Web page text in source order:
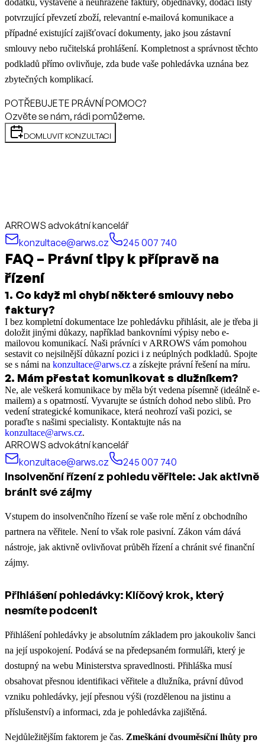
potvrzující převzetí zboží, relevantní e-mailová komunikace a
případné existující zajišťovací dokumenty, jako jsou zástavní
smlouvy nebo ručitelská prohlášení. Kompletnost a správnost těchto
podkladů přímo ovlivňuje, zda bude vaše pohledávka uznána bez
zbytečných komplikací.
POTŘEBUJETE PRÁVNÍ POMOC?
Ozvěte se nám, rádi pomůžeme.
DOMLUVIT KONZULTACI
ARROWS advokátní kancelář
konzultace@arws.cz
245 007 740
FAQ – Právní tipy k přípravě na
řízení
1. Co když mi chybí některé smlouvy nebo
faktury?
I bez kompletní dokumentace lze pohledávku přihlásit, ale je třeba ji
doložit jinými důkazy, například bankovními výpisy nebo e-
mailovou komunikací. Naši právníci v ARROWS vám pomohou
sestavit co nejsilnější důkazní pozici i z neúplných podkladů. Spojte
se s námi na konzultace@arws.cz a získejte právní řešení na míru.
2. Mám přestat komunikovat s dlužníkem?
Ne, ale veškerá komunikace by měla být vedena písemně (ideálně e-
mailem) a s opatrností. Vyvarujte se ústních dohod nebo slibů. Pro
vedení strategické komunikace, která neohrozí vaši pozici, se
poraďte s našimi specialisty. Kontaktujte nás na
konzultace@arws.cz.
ARROWS advokátní kancelář
konzultace@arws.cz
245 007 740
Insolvenční řízení z pohledu věřitele: Jak aktivně
bránit své zájmy
Vstupem do insolvenčního řízení se vaše role mění z obchodního
partnera na věřitele. Není to však role pasivní. Zákon vám dává
nástroje, jak aktivně ovlivňovat průběh řízení a chránit své finanční
zájmy.
Přihlášení pohledávky: Klíčový krok, který
nesmíte podcenit
Přihlášení pohledávky je absolutním základem pro jakoukoliv šanci
na její uspokojení. Podává se na předepsaném formuláři, který je
dostupný na webu Ministerstva spravedlnosti. Přihláška musí
obsahovat přesnou identifikaci věřitele a dlužníka, právní důvod
vzniku pohledávky, její přesnou výši (rozdělenou na jistinu a
příslušenství) a informaci, zda je pohledávka zajištěná.
Nejdůležitějším faktorem je čas. Zmeškání dvouměsíční lhůty pro